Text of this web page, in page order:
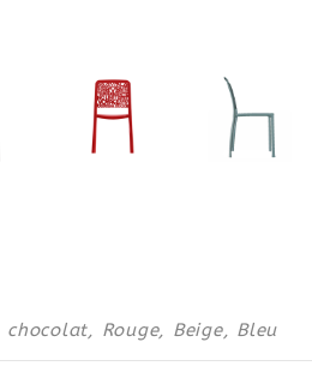
Rouge, Beige, Bleu